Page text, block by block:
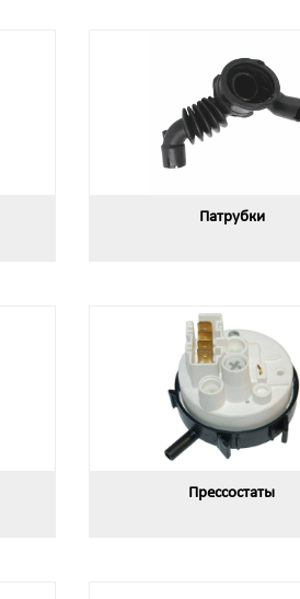
Патрубки
Прессостаты